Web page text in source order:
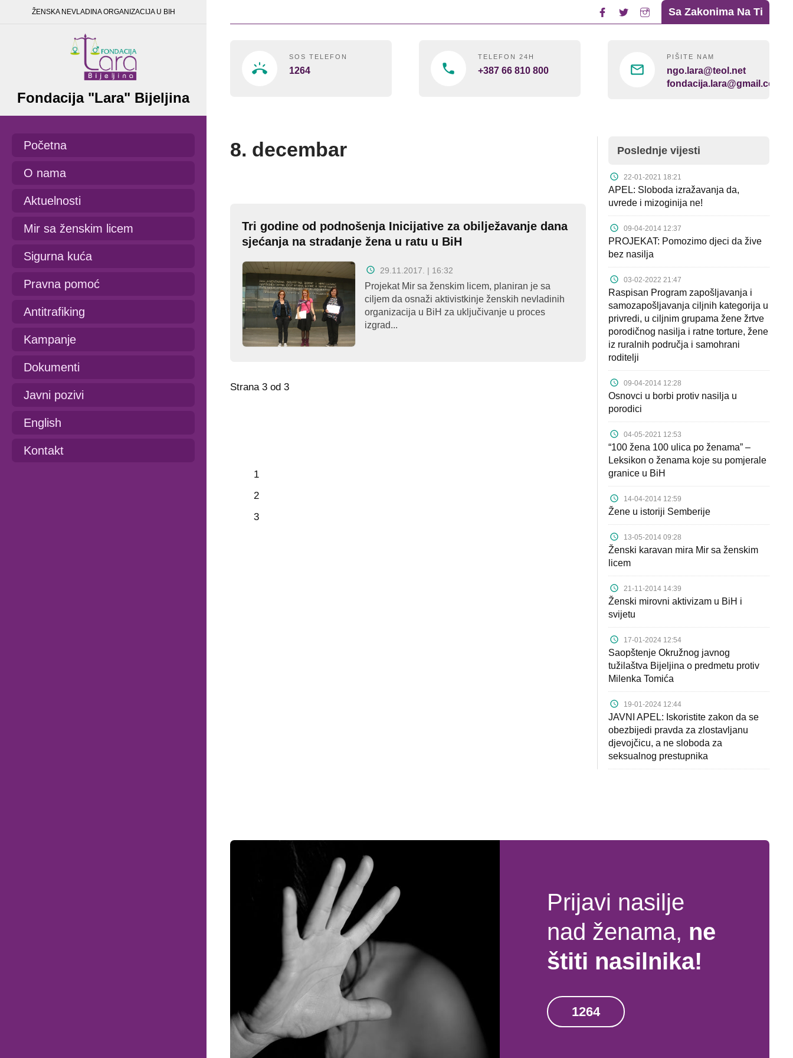
Sa Zakonima Na Ti
SOS TELEFON
1264
TELEFON 24H
+387 66 810 800
PIŠITE NAM
ngo.lara@teol.net
fondacija.lara@gmail.com
ŽENSKA NEVLADINA ORGANIZACIJA U BIH
Fondacija "Lara" Bijeljina
Početna
O nama
Aktuelnosti
Mir sa ženskim licem
Sigurna kuća
Pravna pomoć
Antitrafiking
Kampanje
Dokumenti
Javni pozivi
English
Kontakt
8. decembar
Tri godine od podnošenja Inicijative za obilježavanje dana
sjećanja na stradanje žena u ratu u BiH
29.11.2017. | 16:32
Projekat Mir sa ženskim licem, planiran je sa
ciljem da osnaži aktivistkinje ženskih nevladinih
organizacija u BiH za uključivanje u proces
izgrad...
Strana 3 od 3
1
2
3
Poslednje vijesti
22-01-2021 18:21
APEL: Sloboda izražavanja da,
uvrede i mizoginija ne!
09-04-2014 12:37
PROJEKAT: Pomozimo djeci da žive
bez nasilja
03-02-2022 21:47
Raspisan Program zapošljavanja i
samozapošljavanja ciljnih kategorija u
privredi, u ciljnim grupama žene žrtve
porodičnog nasilja i ratne torture, žene
iz ruralnih područja i samohrani
roditelji
09-04-2014 12:28
Osnovci u borbi protiv nasilja u
porodici
04-05-2021 12:53
“100 žena 100 ulica po ženama” –
Leksikon o ženama koje su pomjerale
granice u BiH
14-04-2014 12:59
Žene u istoriji Semberije
13-05-2014 09:28
Ženski karavan mira Mir sa ženskim
licem
21-11-2014 14:39
Ženski mirovni aktivizam u BiH i
svijetu
17-01-2024 12:54
Saopštenje Okružnog javnog
tužilaštva Bijeljina o predmetu protiv
Milenka Tomića
19-01-2024 12:44
JAVNI APEL: Iskoristite zakon da se
obezbijedi pravda za zlostavljanu
djevojčicu, a ne sloboda za
seksualnog prestupnika
Prijavi nasilje
nad ženama, ne
štiti nasilnika!
1264